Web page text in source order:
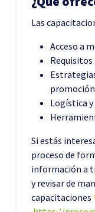
Las
Acceso a
Logística
Si estás
proceso de
información a
y revisar de
capacitaciones